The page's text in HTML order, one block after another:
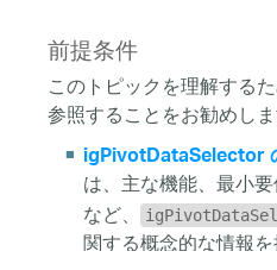
前提条件
このトピックを理解する
参照することをお勧めしま
igPivotDataSelector
は、主な機能、最小
など、
関する概念的な情報を